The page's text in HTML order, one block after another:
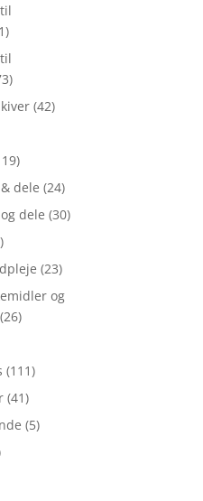
(42)
dele (24)
dele (30)
(23)
og
(26)
(111)
(41)
(5)